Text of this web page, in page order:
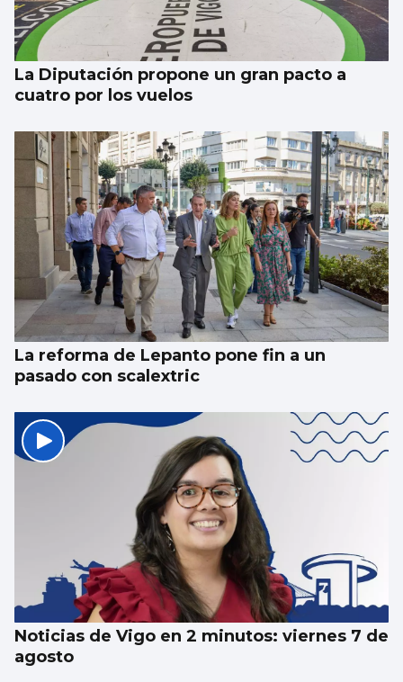
Más de mil hallazgos desvelan la historia
de Santa Clara
La Diputación propone un gran pacto a
cuatro por los vuelos
La reforma de Lepanto pone fin a un
pasado con scalextric
Noticias de Vigo en 2 minutos: viernes 7 de
agosto